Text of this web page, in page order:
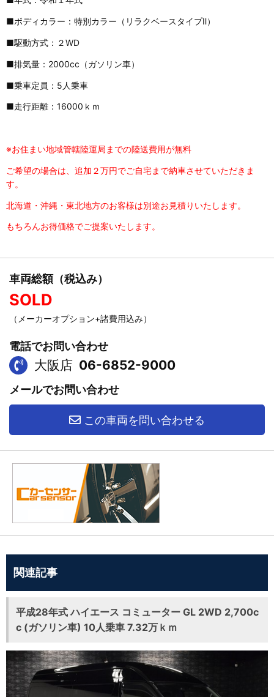
■ボディカラー：特別カラー（リラクベースタイプⅡ）
■駆動方式：２WD
■排気量：2000cc（ガソリン車）
■乗車定員：5人乗車
■走行距離：16000ｋｍ
※お住まい地域管轄陸運局までの陸送費用が無料
ご希望の場合は、追加２万円でご自宅まで納車させていただきま
す。
北海道・沖縄・東北地方のお客様は別途お見積りいたします。
もちろんお得価格でご提案いたします。
車両総額（税込み）
SOLD
（メーカーオプション+諸費用込み）
電話でお問い合わせ
大阪店 06-6852-9000
メールでお問い合わせ
この車両を問い合わせる
関連記事
平成28年式 ハイエース コミューター GL 2WD 2,700c
c (ガソリン車) 10人乗車 7.32万ｋｍ